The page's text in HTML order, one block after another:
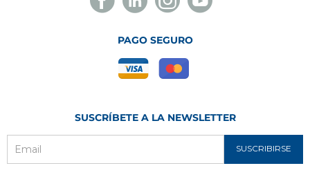
Novelec
Novelec
Novelec
Novelec
PAGO SEGURO
SUSCRÍBETE A LA NEWSLETTER
SUSCRIBIRSE